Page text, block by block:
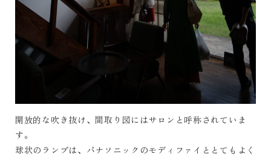
開放的な吹き抜け、間取り図にはサロンと呼称されていま
す。
球状のランプは、パナソニックのモディファイととてもよく